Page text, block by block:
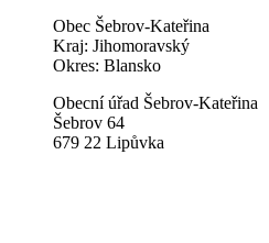
Obec Šebrov-Kateřina
Kraj: Jihomoravský
Okres: Blansko
Obecní úřad Šebrov-Kateřina
Šebrov 64
679 22 Lipůvka